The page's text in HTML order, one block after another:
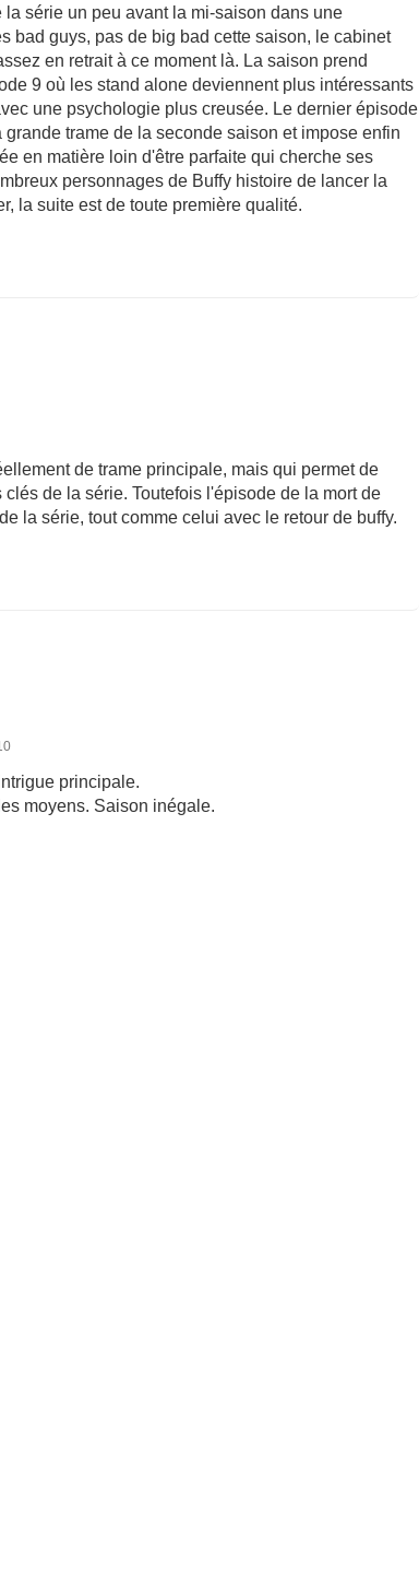
série un peu avant la mi-saison dans une
bad guys, pas de big bad cette saison, le cabinet
en retrait à ce moment là. La saison prend
9 où les stand alone deviennent plus intéressants
une psychologie plus creusée. Le dernier épisode
trame de la seconde saison et impose enfin
en matière loin d'être parfaite qui cherche ses
personnages de Buffy histoire de lancer la
la suite est de toute première qualité.
de trame principale, mais qui permet de
de la série. Toutefois l'épisode de la mort de
la série, tout comme celui avec le retour de buffy.
principale.
moyens. Saison inégale.